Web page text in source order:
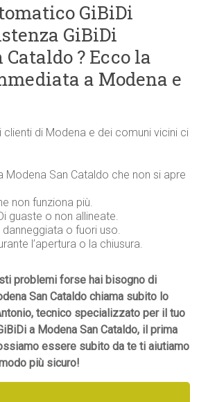
GiBiDi
GiBiDi
Cataldo ? Ecco la
a Modena e
clienti di Modena e dei comuni vicini ci
Modena San Cataldo che non si apre
non funziona più.
guaste o non allineate.
danneggiata o fuori uso.
l’apertura o la chiusura.
problemi forse hai bisogno di
San Cataldo chiama subito lo
tecnico specializzato per il tuo
a Modena San Cataldo, il prima
essere subito da te ti aiutiamo
più sicuro!